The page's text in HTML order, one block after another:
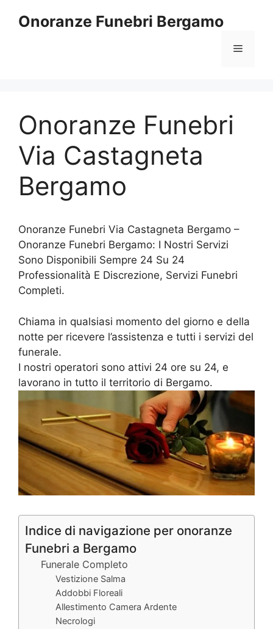
Onoranze Funebri Bergamo
Menu
Onoranze Funebri
Via Castagneta
Bergamo
Onoranze Funebri Via Castagneta Bergamo –
Onoranze Funebri Bergamo: I Nostri Servizi
Sono Disponibili Sempre 24 Su 24
Professionalità E Discrezione, Servizi Funebri
Completi.
Chiama in qualsiasi momento del giorno e della
notte per ricevere l’assistenza e tutti i servizi del
funerale.
I nostri operatori sono attivi 24 ore su 24, e
lavorano in tutto il territorio di Bergamo.
Indice di navigazione per onoranze
Funebri a Bergamo
Funerale Completo
Vestizione Salma
Addobbi Floreali
Allestimento Camera Ardente
Necrologi